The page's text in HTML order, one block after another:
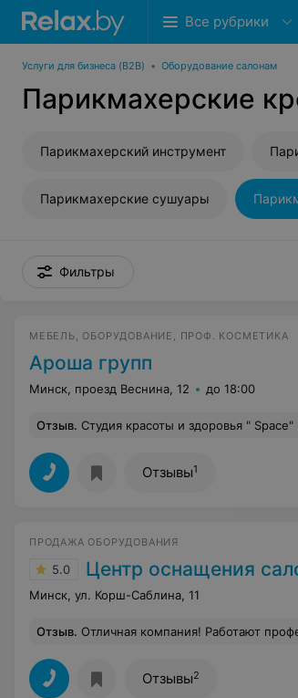
Все рубрики
Услуги для бизнеса (B2B) • Оборудование салонам
Парикмахерские
Парикмахерский инструмент
Парикмахерские сушуары
Фильтры
МЕБЕЛЬ, ОБОРУДОВАНИЕ, ПРОФ. КОСМЕТИКА
Ароша групп
Минск, проезд Веснина, 12 до 18:00
Отзыв. Студия красоты и здоровья " Space"
Отзывы1
ПРОДАЖА ОБОРУДОВАНИЯ
5.0 Центр оснащения
Минск, ул. Корш-Саблина, 11
Отзыв. Отличная компания! Работают профессионалы своего дела! Грамотная консультация, отличные цены.
Отзывы2